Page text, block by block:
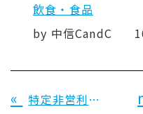
飲食・食品
by 中信CandC
« 特定非営利活動法人 りずむ 様